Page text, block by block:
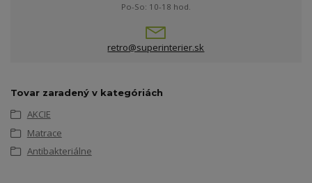
Po-So: 10-18 hod.
retro@superinterier.sk
Tovar zaradený v kategóriách
AKCIE
Matrace
Antibakteriálne